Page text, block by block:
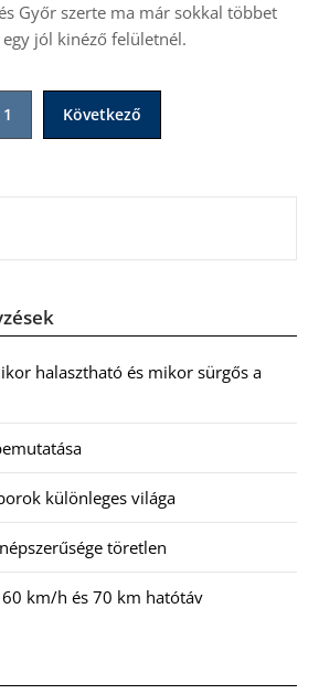
Győr szerte ma már sokkal többet
jól kinéző felületnél.
1 Következő
halasztható és mikor sürgős a
különleges világa
töretlen
km/h és 70 km hatótáv